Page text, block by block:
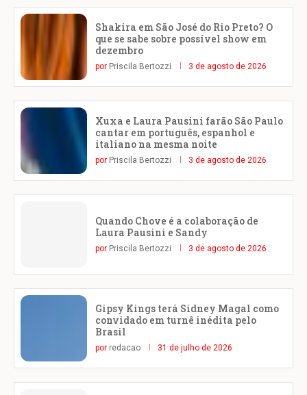
Shakira em São José do Rio Preto? O
que se sabe sobre possível show em
dezembro
por Priscila Bertozzi 3 de agosto de 2026
Xuxa e Laura Pausini farão São Paulo
cantar em português, espanhol e
italiano na mesma noite
por Priscila Bertozzi 3 de agosto de 2026
Quando Chove é a colaboração de
Laura Pausini e Sandy
por Priscila Bertozzi 3 de agosto de 2026
Gipsy Kings terá Sidney Magal como
convidado em turnê inédita pelo
Brasil
por redacao 31 de julho de 2026